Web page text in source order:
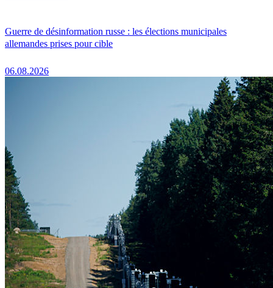
Guerre de désinformation russe : les élections municipales
allemandes prises pour cible
06.08.2026